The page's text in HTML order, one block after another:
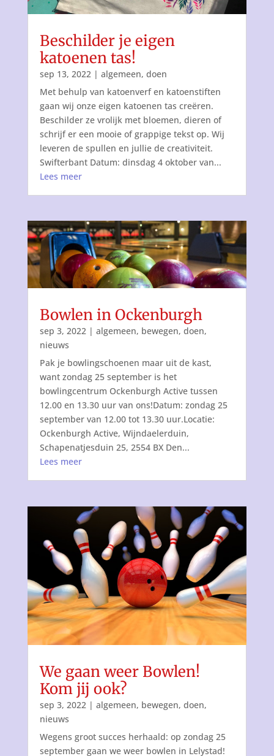
Beschilder je eigen
katoenen tas!
sep 13, 2022| algemeen, doen
Met behulp van katoenverf en katoenstiften
gaan wij onze eigen katoenen tas creëren.
Beschilder ze vrolijk met bloemen, dieren of
schrijf er een mooie of grappige tekst op. Wij
leveren de spullen en jullie de creativiteit.
Swifterbant Datum: dinsdag 4 oktober van...
Lees meer
Bowlen in Ockenburgh
sep 3, 2022| algemeen, bewegen, doen,
nieuws
Pak je bowlingschoenen maar uit de kast,
want zondag 25 september is het
bowlingcentrum Ockenburgh Active tussen
12.00 en 13.30 uur van ons!Datum: zondag 25
september van 12.00 tot 13.30 uur.Locatie:
Ockenburgh Active, Wijndaelerduin,
Schapenatjesduin 25, 2554 BX Den...
Lees meer
We gaan weer Bowlen!
Kom jij ook?
sep 3, 2022| algemeen, bewegen, doen,
nieuws
Wegens groot succes herhaald: op zondag 25
september gaan we weer bowlen in Lelystad!